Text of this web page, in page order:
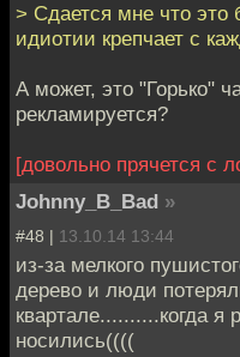
> Сдается мне что
идиотии крепчает с
А может, это "Горько"
рекламируется?
[довольно прячется с
Johnny_B_Bad »
#48 | 13.10.14 13:44
из-за мелкого
дерево и люди
квартале..........когда
носились((((